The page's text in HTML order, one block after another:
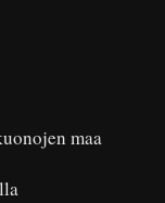
maa